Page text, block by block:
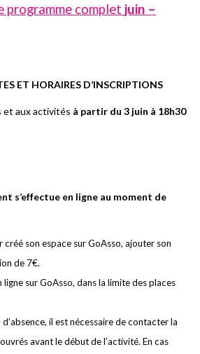
programme complet juin –
ET HORAIRES D’INSCRIPTIONS
et aux activités à partir du 3 juin à 18h30
s’effectue en ligne au moment de
créé son espace sur GoAsso, ajouter son
de 7€.
sur GoAsso, dans la limite des places
il est nécessaire de contacter la
avant le début de l’activité. En cas